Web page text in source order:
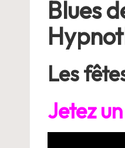
Blues
Les
Jetez